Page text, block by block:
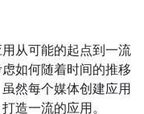
从可能的起点到一流
如何随着时间的推移
然每个媒体创建应用
造一流的应用。